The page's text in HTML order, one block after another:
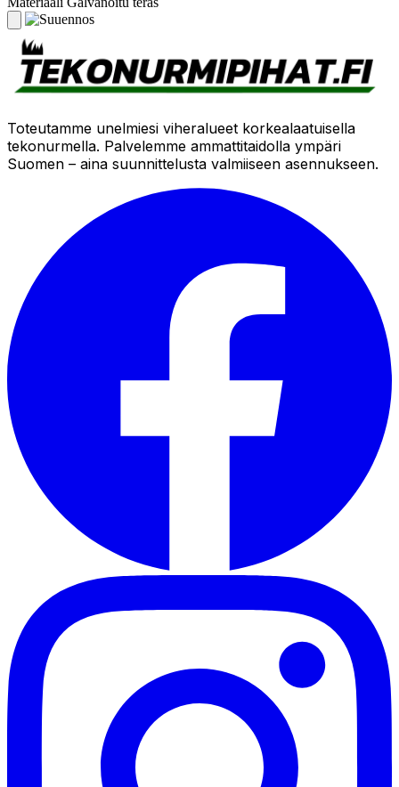
Toteutamme unelmiesi viheralueet korkealaatuisella
tekonurmella. Palvelemme ammattitaidolla ympäri
Suomen – aina suunnittelusta valmiiseen asennukseen.